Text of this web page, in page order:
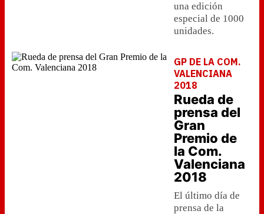
una edición
especial de 1000
unidades.
GP DE LA COM.
VALENCIANA
2018
Rueda de
prensa del
Gran
Premio de
la Com.
Valenciana
2018
El último día de
prensa de la